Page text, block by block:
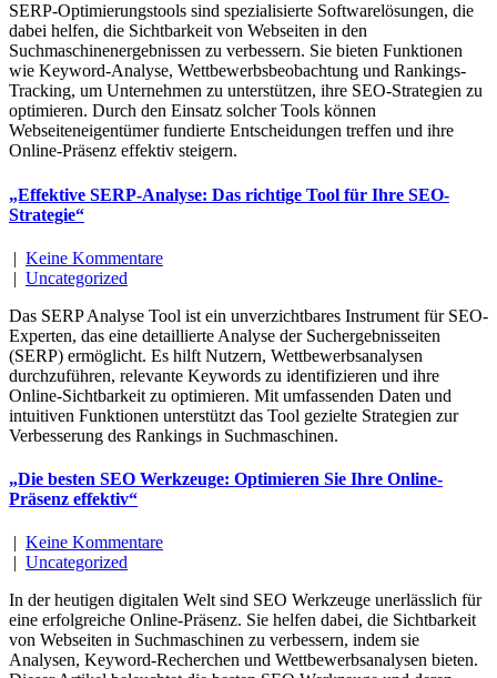
SERP-Optimierungstools sind spezialisierte Softwarelösungen, die
dabei helfen, die Sichtbarkeit von Webseiten in den
Suchmaschinenergebnissen zu verbessern. Sie bieten Funktionen
wie Keyword-Analyse, Wettbewerbsbeobachtung und Rankings-
Tracking, um Unternehmen zu unterstützen, ihre SEO-Strategien zu
optimieren. Durch den Einsatz solcher Tools können
Webseiteneigentümer fundierte Entscheidungen treffen und ihre
Online-Präsenz effektiv steigern.
„Effektive SERP-Analyse: Das richtige Tool für Ihre SEO-
Strategie“
| Keine Kommentare
| Uncategorized
Das SERP Analyse Tool ist ein unverzichtbares Instrument für SEO-
Experten, das eine detaillierte Analyse der Suchergebnisseiten
(SERP) ermöglicht. Es hilft Nutzern, Wettbewerbsanalysen
durchzuführen, relevante Keywords zu identifizieren und ihre
Online-Sichtbarkeit zu optimieren. Mit umfassenden Daten und
intuitiven Funktionen unterstützt das Tool gezielte Strategien zur
Verbesserung des Rankings in Suchmaschinen.
„Die besten SEO Werkzeuge: Optimieren Sie Ihre Online-
Präsenz effektiv“
| Keine Kommentare
| Uncategorized
In der heutigen digitalen Welt sind SEO Werkzeuge unerlässlich für
eine erfolgreiche Online-Präsenz. Sie helfen dabei, die Sichtbarkeit
von Webseiten in Suchmaschinen zu verbessern, indem sie
Analysen, Keyword-Recherchen und Wettbewerbsanalysen bieten.